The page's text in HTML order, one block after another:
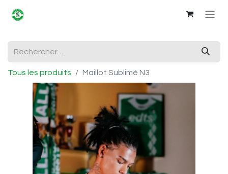
Tous les produits Maillot Sublimé N3